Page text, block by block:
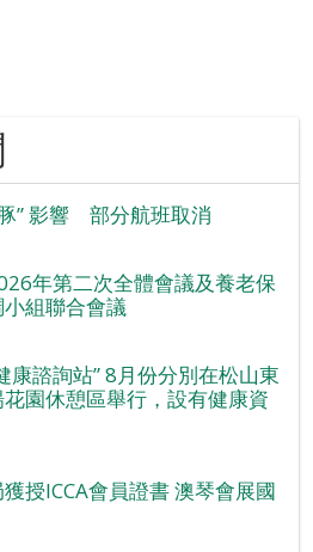
” 影響 部分航班取消
年第二次全體會議及養老保
組聯合會議
康諮詢站” 8月份分別在松山東
園休憩區舉行，設有健康資
授ICCA會員證書 澳琴會展國